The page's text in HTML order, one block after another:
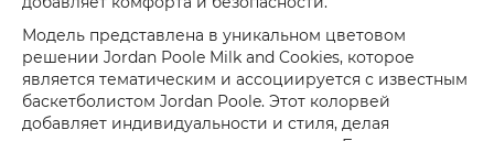
Модель представлена в уникальном цветовом
решении Jordan Poole Milk and Cookies, которое
является тематическим и ассоциируется с известным
баскетболистом Jordan Poole. Этот колорвей
добавляет индивидуальности и стиля, делая